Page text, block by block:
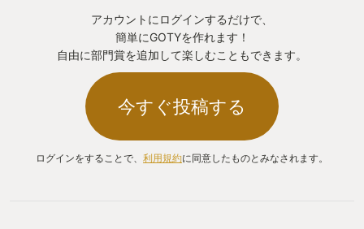
アカウントにログインするだけで、
簡単にGOTYを作れます！
自由に部門賞を追加して楽しむこともできます。
今すぐ投稿する
ログインをすることで、 利用規約に同意したものとみなされます。